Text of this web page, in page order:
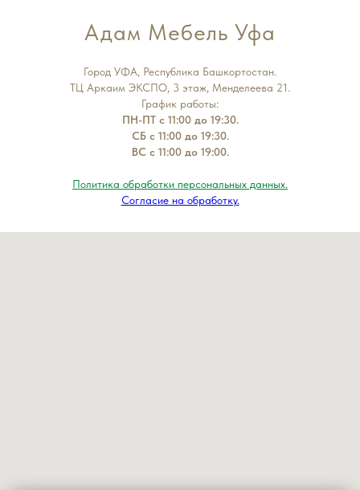
Адам Мебель Уфа
Город УФА, Республика Башкортостан.
ТЦ Аркаим ЭКСПО, 3 этаж, Менделеева 21.
График работы:
ПН-ПТ с 11:00 до 19:30.
СБ с 11:00 до 19:30.
ВС с 11:00 до 19:00.
Политика обработки персональных данных.
Согласие на обработку.